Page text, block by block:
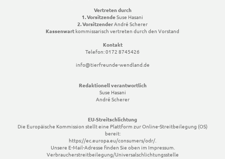
Vertreten durch
1. VorsitzendeSuse Hasani
2. VorsitzenderAndré Scherer
Kassenwartkommissarisch vertreten durch den Vorstand
Kontakt
Telefon: 0172 8745426
info@tierfreunde-wendland.de
Redaktionell verantwortlich
Suse Hasani
André Scherer
EU-Streitschlichtung
Die Europäische Kommission stellt eine Plattform zur Online-Streitbeilegung (OS)
bereit:
https://ec.europa.eu/consumers/odr/.
Unsere E-Mail-Adresse finden Sie oben im Impressum.
Verbraucherstreitbeilegung/Universalschlichtungsstelle